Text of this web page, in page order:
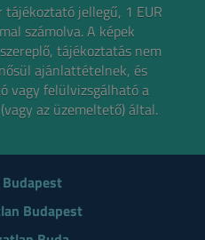
jellegű, 1 EUR
számolva.A képek
tájékoztatás nem
ajánlattételnek, és
vagy felülvizsgálható a
az üzemeltető) által.
Budapest